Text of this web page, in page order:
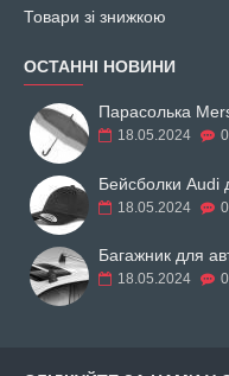
Товари зі знижкою
ОСТАННІ НОВИНИ
Парасолька
18.05.2024 0
Бейсболки Audi
18.05.2024 0
Багажник для
18.05.2024 0